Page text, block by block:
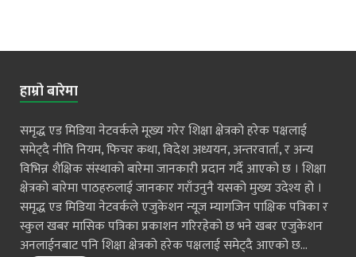
हाम्रो बारेमा
समृद्ध एड मिडिया नेटवर्कले मूख्य गरेर शिक्षा क्षेत्रको हरेक पक्षलाई
समेट्दै नीति नियम, फिचर कथा, विदेश अध्ययन, अन्तरवार्ता, र अन्य
विभिन्न शैक्षिक संस्थाको बारेमा जानकारी प्रदान गर्दै आएको छ । शिक्षा
क्षेत्रको बारेमा पाठहरुलाई जानकार गराँउनुनै यसको मुख्य उदेश्य हो ।
समृद्ध एड मिडिया नेटवर्कले एजुकेशन न्यूज म्यागजिन पाक्षिक पत्रिका र
स्कुल खबर मासिक पत्रिका प्रकाशन गरिरहेको छ भने खबर एजुकेशन
अनलाईनबाट पनि शिक्षा क्षेत्रको हरेक पक्षलाई समेट्दै आएको छ...